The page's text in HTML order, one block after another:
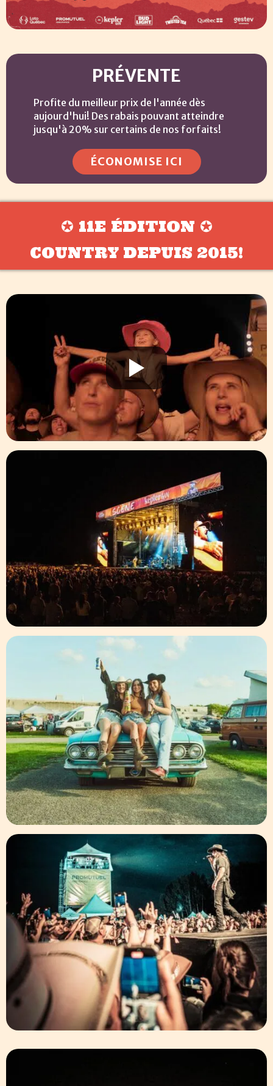
PRÉVENTE
Profite du meilleur prix de l'année dès
aujourd'hui! Des rabais pouvant atteindre
jusqu'à 20% sur certains de nos forfaits!
ÉCONOMISE ICI
✪ 11E ÉDITION ✪
COUNTRY DEPUIS 2015!